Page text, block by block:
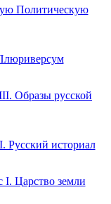
Политическую
Образы русской
Русский историал
Царство земли